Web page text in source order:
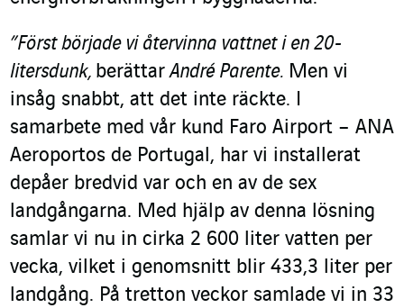
”Först började vi återvinna vattnet i en 20-
litersdunk, berättarAndré Parente. Men vi
insåg snabbt, att det inte räckte. I
samarbete med vår kund Faro Airport – ANA
Aeroportos de Portugal, har vi installerat
depåer bredvid var och en av de sex
landgångarna. Med hjälp av denna lösning
samlar vi nu in cirka 2 600 liter vatten per
vecka, vilket i genomsnitt blir 433,3 liter per
landgång. På tretton veckor samlade vi in 33